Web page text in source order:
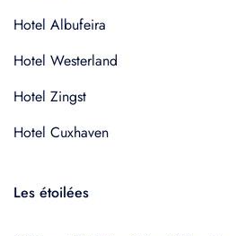
Hotel Albufeira
Hotel Westerland
Hotel Zingst
Hotel Cuxhaven
Les étoilées